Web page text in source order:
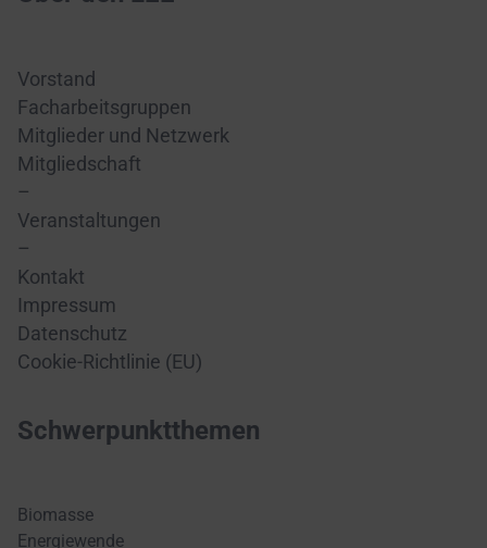
Vorstand
Facharbeitsgruppen
Mitglieder und Netzwerk
Mitgliedschaft
–
Veranstaltungen
–
Kontakt
Impressum
Datenschutz
Cookie-Richtlinie (EU)
Schwerpunktthemen
Biomasse
Energiewende